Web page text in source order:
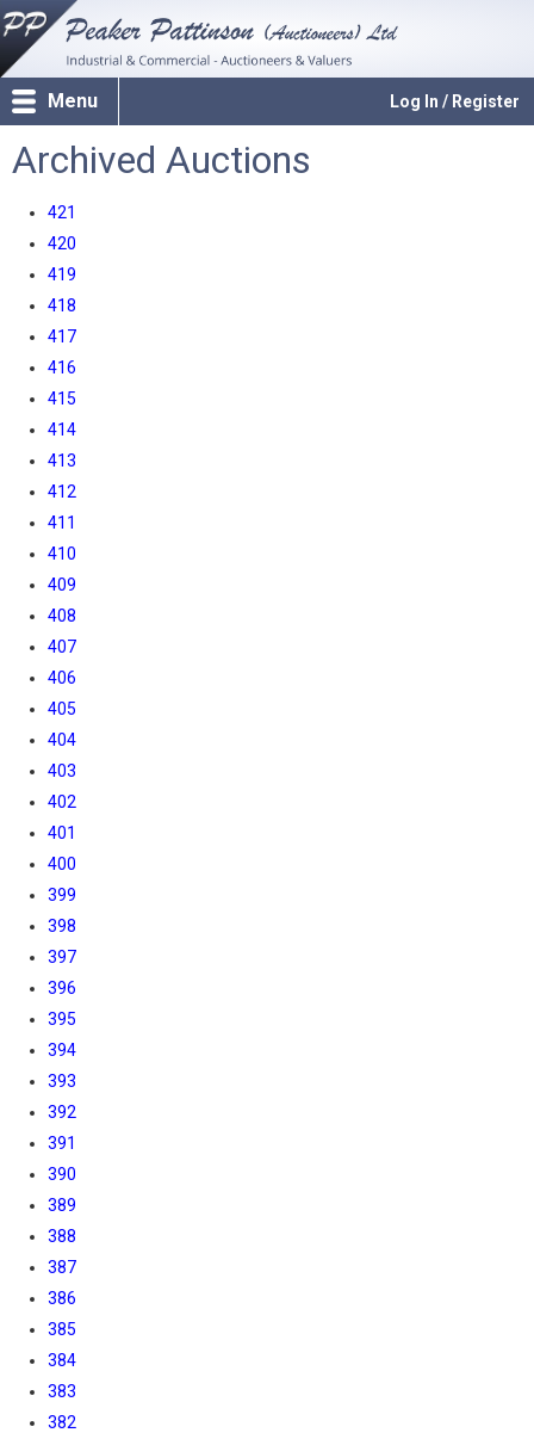
Log In / Register
Menu
Archived Auctions
421
420
419
418
417
416
415
414
413
412
411
410
409
408
407
406
405
404
403
402
401
400
399
398
397
396
395
394
393
392
391
390
389
388
387
386
385
384
383
382